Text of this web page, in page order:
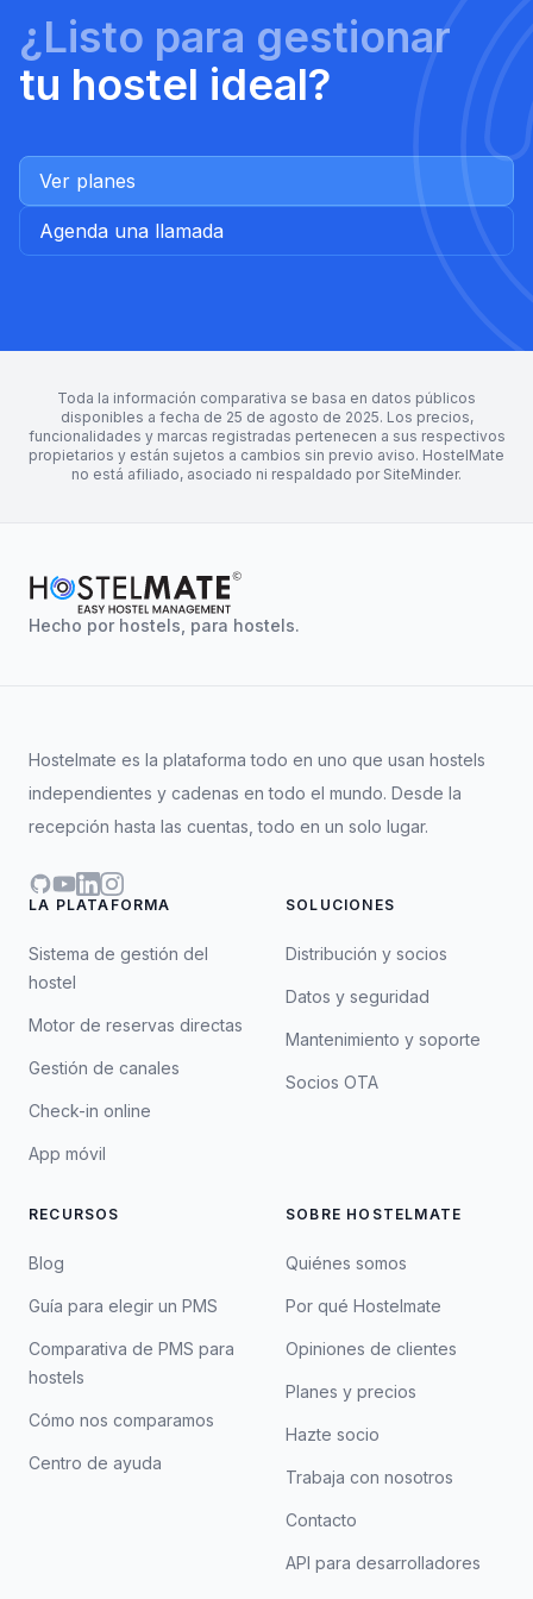
más velocidad y eficiencia operativa.
¿Listo para gestionar
tu hostel ideal?
Ver planes
Agenda una llamada
Toda la información comparativa se basa en datos públicos
disponibles a fecha de 25 de agosto de 2025. Los precios,
funcionalidades y marcas registradas pertenecen a sus respectivos
propietarios y están sujetos a cambios sin previo aviso. HostelMate
no está afiliado, asociado ni respaldado por SiteMinder.
Hecho por hostels, para hostels.
Hostelmate es la plataforma todo en uno que usan hostels
independientes y cadenas en todo el mundo. Desde la
recepción hasta las cuentas, todo en un solo lugar.
GitHub
YouTube
LinkedIn
Instagram
LA PLATAFORMA
Sistema de gestión del
hostel
Motor de reservas directas
Gestión de canales
Check-in online
App móvil
SOLUCIONES
Distribución y socios
Datos y seguridad
Mantenimiento y soporte
Socios OTA
RECURSOS
Blog
Guía para elegir un PMS
Comparativa de PMS para
hostels
Cómo nos comparamos
Centro de ayuda
SOBRE HOSTELMATE
Quiénes somos
Por qué Hostelmate
Opiniones de clientes
Planes y precios
Hazte socio
Trabaja con nosotros
Contacto
API para desarrolladores